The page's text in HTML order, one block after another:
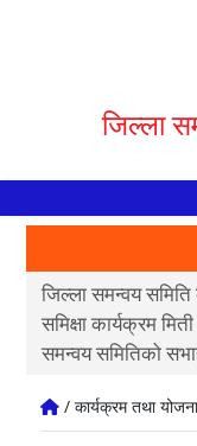
जिल्ला
जिल्ला समन्वय
समिक्षा कार्यक्रम
समन्वय समितिको
/ कार्यक्रम तथा